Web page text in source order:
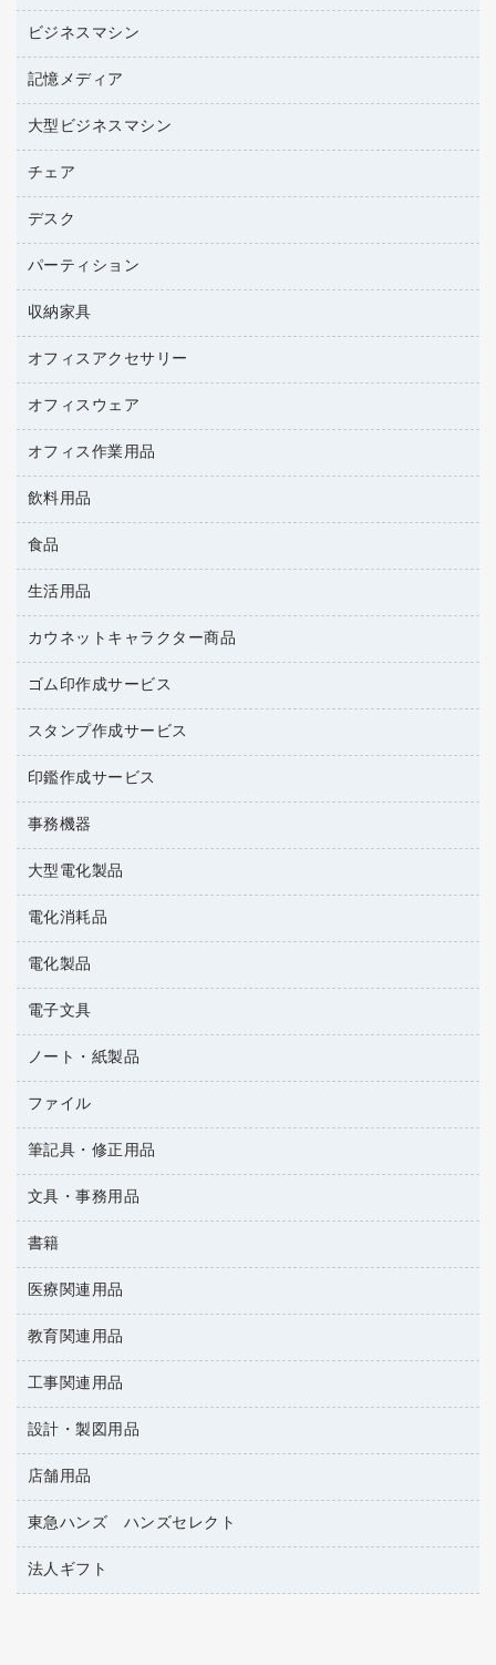
リサイクルトナー（リターン方式）
リサイクルトナー（プール方式）
リサイクルインクカートリッジ
ファクシミリトナー
トナーカートリッジ
コピートナー
帳票用紙／フォーム用紙
ワープロ用紙
ラベル用紙
プロッター用紙
ハガキ用紙
その他コピー用紙・プリンタ用紙
コピー用紙
パソコン周辺機器
各種ケーブル
マウスパッド
マウス
パソコンバッグ／収納用品
ネットワーク／ＬＡＮ機器
ネットワーク／ＬＡＮアクセサリー
セキュリティ用品
ＵＳＢハブ／ＵＳＢアクセサリー
ＯＡフィルター
ＯＡクリーナー／エアダスター
ＬＡＮケーブル
ＨＤＤ／ＳＳＤ
ディスプレイモニター
ビジネスマシン
電話機
レーザープリンタ／複合機
メモリーカード
プロジェクタ
ファクシミリ
デジタルカメラ
スキャナー
コピー機
記憶メディア
ブルーレイディスク
ＣＤ－ＲＷ
ＣＤ－Ｒ
メディア収納用品
大型ビジネスマシン
プリンタ
チェア
応接イス・ベンチ
オフィスチェア
デスク
ミーティングテーブル
デスク
カウンター
パーティション
ホワイトボード・黒板
収納家具
保管庫・書庫
ロッカー・下駄箱
その他収納
オフィスアクセサリー
オフィスアクセサリー
オフィスウェア
医療・介護・ワーキングウェア
ブラウス・シャツ
アウター
オフィス作業用品
養生用品
防災用品
防災用備蓄食品・飲料
台車・脚立
倉庫収納用品
作業用雑貨
梱包用品
梱包用テープ
園芸用品
ペット用品
飲料用品
緑茶飲料
茶葉・インスタント
紅茶・バラエティ飲料
レギュラーコーヒー
ミルク・シュガー
ソフトドリンク
コーヒーメーカー・備品
インスタントコーヒー
食品
食品
菓子
生活用品
浴室用品
台所用洗剤
掃除用品
掃除用洗剤
洗濯用品
消臭・芳香剤
殺虫剤
飲食用消耗品
ハンドソープ・石鹸
トイレ用品
トイレ用洗剤
ティッシュペーパー
ダストボックス
タオル・アメニティ用品
スリッパ・サンダル・シューズ
スポーツ・レジャー用品
ゴミ袋
キッチン用品
カウネットキャラクター商品
カウネットキャラクター商品
ゴム印作成サービス
ゴム印作成サービス
ゴム印（一行印）作成サービス
ゴム印（フリーサイズ印）作成サービス
スタンプ作成サービス
シヤチハタスタンプ作成サービス
カウネットスタンプ作成サービス
印鑑作成サービス
印鑑作成サービス
事務機器
大型シュレッダー（共配）
レーザーポインター
ラミネートフィルム
ラミネータ
タイムレコーダー
シュレッダ
ＯＨＰ用品
大型電化製品
冷蔵庫・キッチン・調理家電
テレビ・ＡＶ機器
電化消耗品
電球・蛍光灯
乾電池・充電池
フィルム・カメラ用品
デスクライト
アルバム
懐中電灯・ライト
電化製品
掃除機・クリーナー
空調・季節家電
その他電化製品
キッチン・調理家電
ＯＡタップ／延長コード
電子文具
電卓
ラベルテープ
その他電子文具
ノート・紙製品
封筒
粘着メモ
伝票
典礼用品
帳簿
額縁
各種用紙
ルーズリーフ
ファイル
名刺整理用品
板目表紙・綴込表紙
背幅が伸びるファイル
統一伝票用ファイル
収納保存用品
レターファイル
リングファイル
プレゼン用ファイル
ファイルボックス
パイプ式ファイル
その他ファイル
筆記具・修正用品
万年筆
筆ペン
消しゴム
修正液・修正ペン
修正テープ
鉛筆
マーキングペン（油性）
マーキングペン（水性）
ボールペン（油性）
文具・事務用品
輪ゴム
両面テープ
名札
保管・整理用品
壁面／足元収納
備品／小物ケース
透明テープ 事務用
電話台
書籍
雑誌
パソコンソフト
医療関連用品
保健用品
使い捨て手袋
感染症対策用品
介護用品
医療関連用品
教育関連用品
教育関連用品
工事関連用品
工事関連用品
屋外用品
設計・製図用品
設計・製図用品
店舗用品
店舗運営用品
陳列什器
紙手提げ袋
東急ハンズ ハンズセレクト
東急ハンズ
法人ギフト